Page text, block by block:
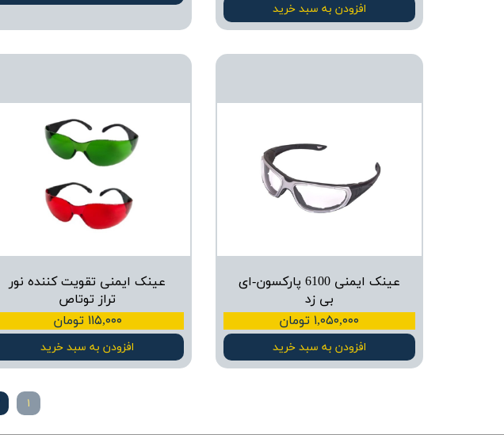
افزودن به سبد خرید
عینک ایمنی 6100 پارکسون-ای
بی زد
۱,۰۵۰,۰۰۰ تومان
افزودن به سبد خرید
عینک ایمنی تقویت کننده نور
تراز توتاص
۱۱۵,۰۰۰ تومان
افزودن به سبد خرید
۱